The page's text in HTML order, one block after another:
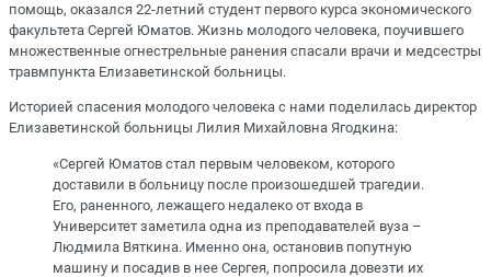
помощь, оказался 22-летний студент первого курса экономического
факультета Сергей Юматов. Жизнь молодого человека, поучившего
множественные огнестрельные ранения спасали врачи и медсестры
травмпункта Елизаветинской больницы.
Историей спасения молодого человека с нами поделилась директор
Елизаветинской больницы Лилия Михайловна Ягодкина:
«Сергей Юматов стал первым человеком, которого
доставили в больницу после произошедшей трагедии.
Его, раненного, лежащего недалеко от входа в
Университет заметила одна из преподавателей вуза –
Людмила Вяткина. Именно она, остановив попутную
машину и посадив в нее Сергея, попросила довезти их